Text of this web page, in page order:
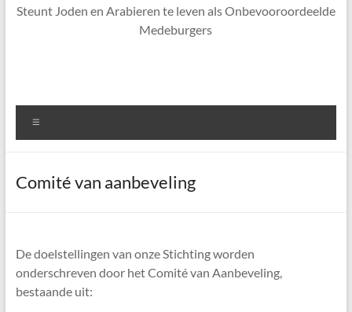
Steunt Joden en Arabieren te leven als Onbevooroordeelde
Medeburgers
Comité van aanbeveling
De doelstellingen van onze Stichting worden
onderschreven door het Comité van Aanbeveling,
bestaande uit: